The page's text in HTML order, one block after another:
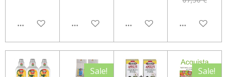
AGGIUNGI AL CARRELLOAGGIUNGI AL CARRELLOAGGIUNGI AL CARRELLO
AGGIUNGI
Sale! Sale!